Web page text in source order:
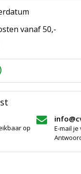
vanaf 50,-
op
E-mail